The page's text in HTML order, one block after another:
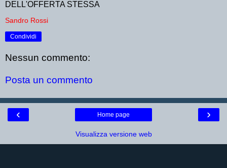
DELL'OFFERTA STESSA
Sandro Rossi
Condividi
Nessun commento:
Posta un commento
‹ ›
Home page
Visualizza versione web